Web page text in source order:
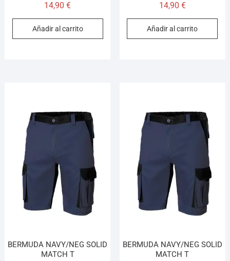
14,90€
Añadir al carrito
14,90 €
Añadir al carrito
BERMUDA NAVY/NEG SOLID
MATCH T
BERMUDA NAVY/NEG SOLID
MATCH T